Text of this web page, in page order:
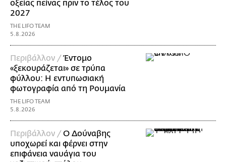
οξείας πείνας πριν το τέλος του
2027
THE LIFO TEAM
5.8.2026
Περιβάλλον /Έντομο
«ξεκουράζεται» σε τρύπα
φύλλου: Η εντυπωσιακή
φωτογραφία από τη Ρουμανία
THE LIFO TEAM
5.8.2026
Περιβάλλον /Ο Δούναβης
υποχωρεί και φέρνει στην
επιφάνεια ναυάγια του